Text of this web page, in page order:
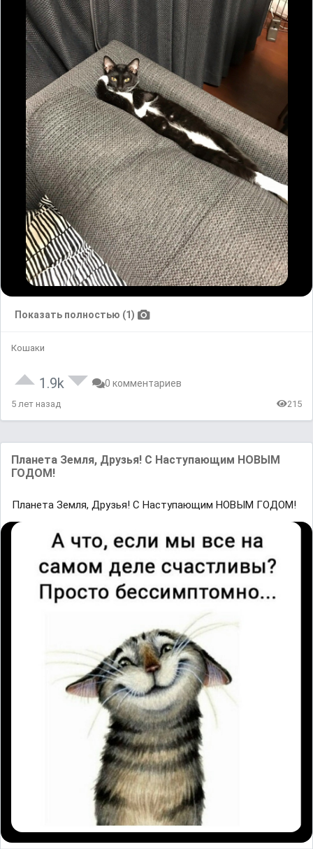
Показать полностью (1)
Кошаки
1.9k 0 комментариев
5 лет назад 215
Планета Земля, Друзья! С Наступающим НОВЫМ
ГОДОМ!
Планета Земля, Друзья! С Наступающим НОВЫМ ГОДОМ!